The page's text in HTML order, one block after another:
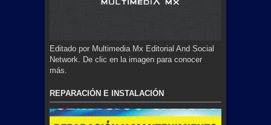
Editado por Multimedia Mx Editorial And Social
Network. De clic en la imagen para conocer
más.
REPARACIÓN E INSTALACIÓN